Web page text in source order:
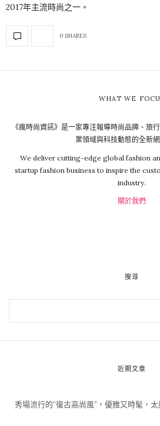
2017年主流時尚之一。
0 SHARES
WHAT WE
《瘋時尚資訊》是一家專注報導時尚品牌、旅
業領域與科技動態的全新
We deliver cutting-edge global fashion
startup fashion business to inspire the
industry.
關於我們
搜尋
近期文章
秀場流行的“復古高尚風”，優雅又時髦，太